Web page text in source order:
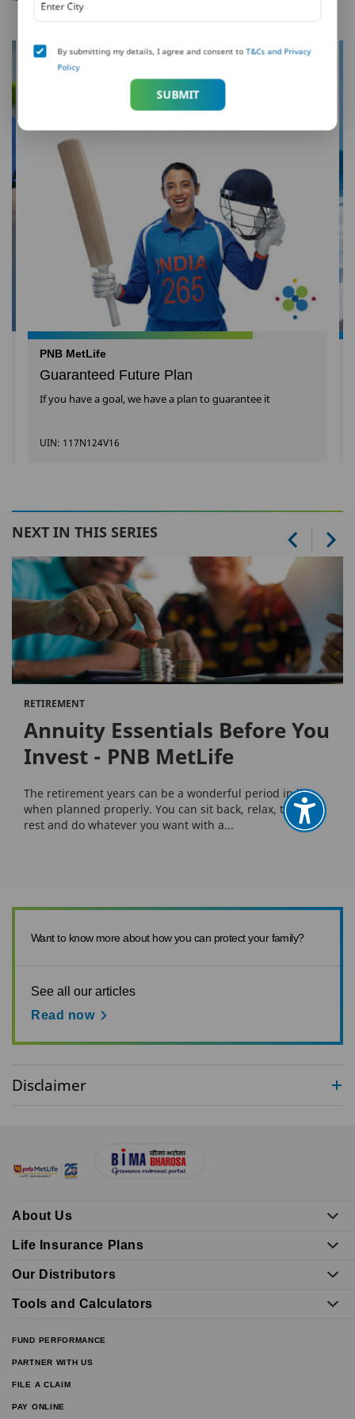
PNB MetLife
Guaranteed Future Plan
If you have a goal, we have a plan to guarantee it
UIN: 117N124V16
NEXT IN THIS SERIES
RETIREMENT
Annuity Essentials Before You
Invest - PNB MetLife
The retirement years can be a wonderful period in life
when planned properly. You can sit back, relax, travel,
rest and do whatever you want with a...
Want to know more about how you can protect your family?
See all our articles
Read now
By submitting my details, I agree and consent toT&Cs and Privacy
Policy
SUBMIT
Disclaimer
About Us
Life Insurance Plans
Our Distributors
Tools and Calculators
FUND PERFORMANCE
PARTNER WITH US
FILE A CLAIM
PAY ONLINE